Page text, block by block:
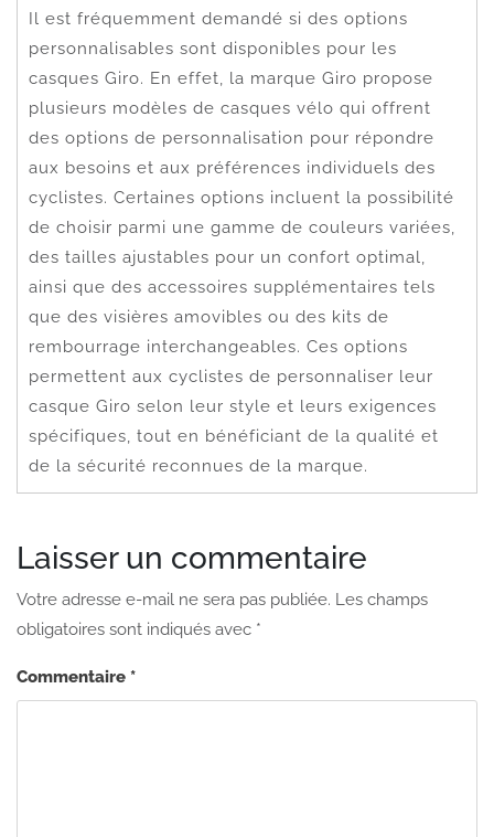
Il est fréquemment demandé si des options
personnalisables sont disponibles pour les
casques Giro. En effet, la marque Giro propose
plusieurs modèles de casques vélo qui offrent
des options de personnalisation pour répondre
aux besoins et aux préférences individuels des
cyclistes. Certaines options incluent la possibilité
de choisir parmi une gamme de couleurs variées,
des tailles ajustables pour un confort optimal,
ainsi que des accessoires supplémentaires tels
que des visières amovibles ou des kits de
rembourrage interchangeables. Ces options
permettent aux cyclistes de personnaliser leur
casque Giro selon leur style et leurs exigences
spécifiques, tout en bénéficiant de la qualité et
de la sécurité reconnues de la marque.
Laisser un commentaire
Votre adresse e-mail ne sera pas publiée. Les champs
obligatoires sont indiqués avec *
Commentaire *